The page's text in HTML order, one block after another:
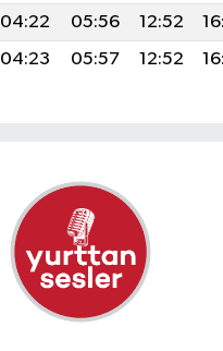
04:22 05:56 12:52
04:23 05:57 12:52